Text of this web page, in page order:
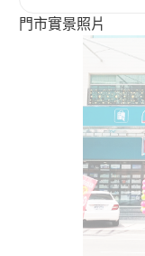
門市實景照片